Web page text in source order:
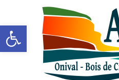
Ouvrir la barre